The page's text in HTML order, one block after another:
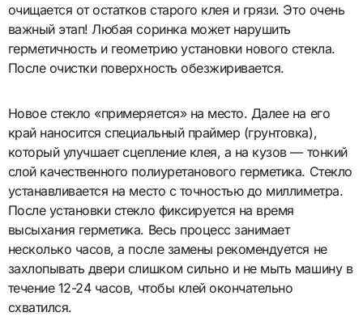
очищается от остатков старого клея и грязи. Это очень
важный этап! Любая соринка может нарушить
герметичность и геометрию установки нового стекла.
После очистки поверхность обезжиривается.
Новое стекло «примеряется» на место. Далее на его
край наносится специальный праймер (грунтовка),
который улучшает сцепление клея, а на кузов — тонкий
слой качественного полиуретанового герметика. Стекло
устанавливается на место с точностью до миллиметра.
После установки стекло фиксируется на время
высыхания герметика. Весь процесс занимает
несколько часов, а после замены рекомендуется не
захлопывать двери слишком сильно и не мыть машину в
течение 12-24 часов, чтобы клей окончательно
схватился.